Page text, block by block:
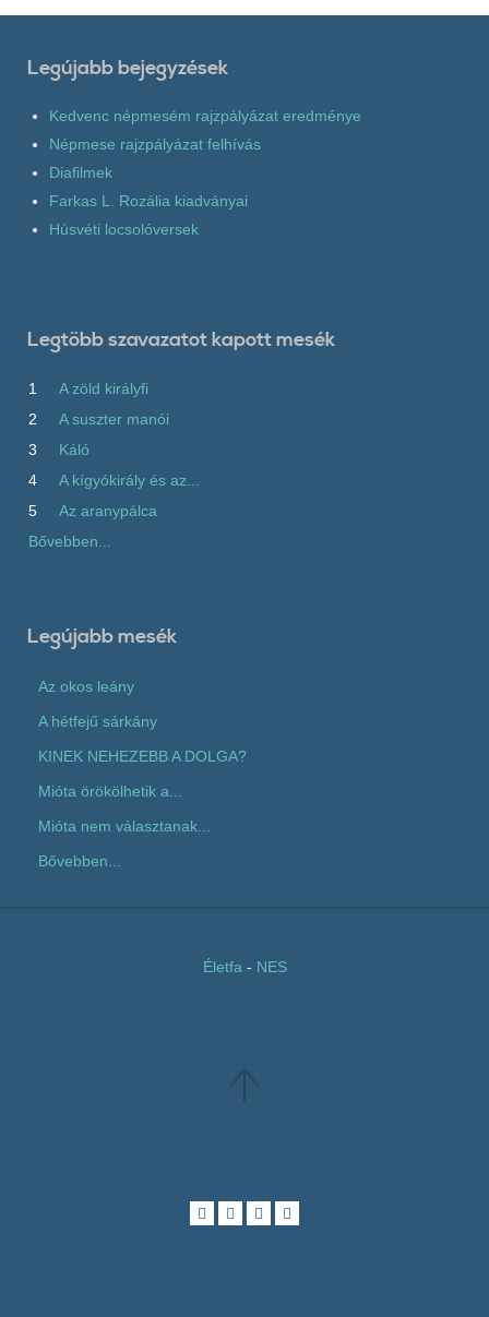
Legújabb bejegyzések
Kedvenc népmesém rajzpályázat eredménye
Népmese rajzpályázat felhívás
Diafilmek
Farkas L. Rozália kiadványai
Húsvéti locsolóversek
Legtöbb szavazatot kapott mesék
1
A zöld királyfi
2
A suszter manói
3
Káló
4
A kígyókirály és az...
5
Az aranypálca
Bővebben...
Legújabb mesék
Az okos leány
A hétfejű sárkány
KINEK NEHEZEBB A DOLGA?
Mióta örökölhetik a...
Mióta nem választanak...
Bővebben...
Életfa - NES